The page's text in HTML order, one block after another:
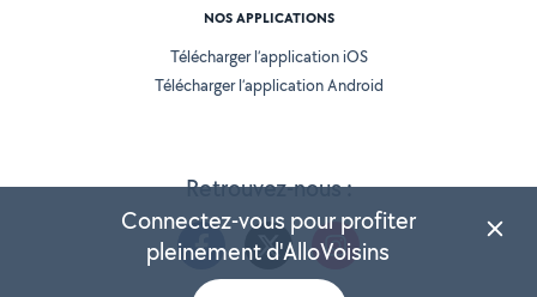
Retrouvez-nous :
NOS APPLICATIONS
Télécharger l’application iOS
Télécharger l’application Android
Connectez-vous pour profiter
pleinement d'AlloVoisins